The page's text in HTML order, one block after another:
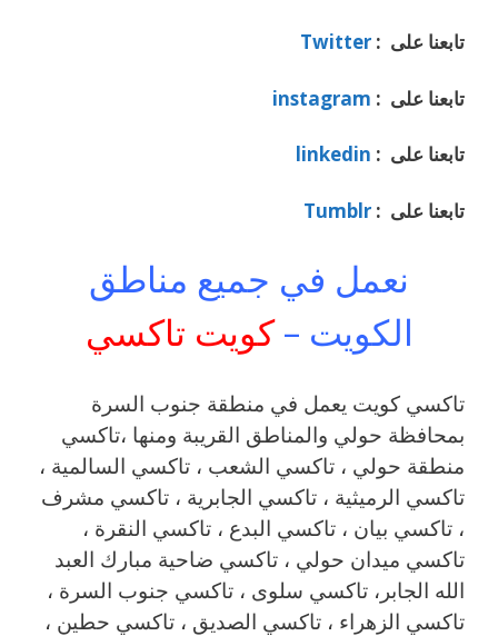
تابعنا على : Twitter
تابعنا على : instagram
تابعنا على : linkedin
تابعنا على : Tumblr
نعمل في جميع مناطق
الكويت –كويت تاكسي
تاكسي كويت يعمل في منطقة جنوب السرة
بمحافظة حولي والمناطق القريبة ‎ومنها ،تاكسي
منطقة حولي ، تاكسي الشعب ، تاكسي السالمية ،
تاكسي الرميثية ، تاكسي الجابرية ، تاكسي مشرف
، تاكسي بيان ، تاكسي البدع ، تاكسي النقرة ،
تاكسي ميدان حولي ، تاكسي ضاحية مبارك العبد
الله الجابر، تاكسي سلوى ، تاكسي جنوب السرة ،
تاكسي الزهراء ، تاكسي الصديق ، تاكسي حطين ،